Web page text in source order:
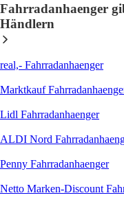
Fahrradanhaenger
Händlern
real,- Fahrradanhaenger
Marktkauf
Lidl Fahrradanhaenger
ALDI Nord
Penny Fahrradanhaenger
Netto Marken-Discount